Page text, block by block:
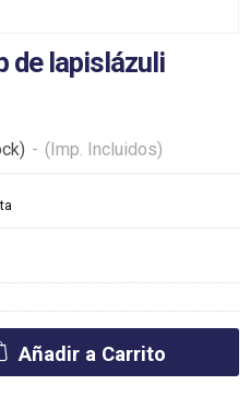
de lapislázuli
- (Imp. Incluidos)
Añadir a Carrito